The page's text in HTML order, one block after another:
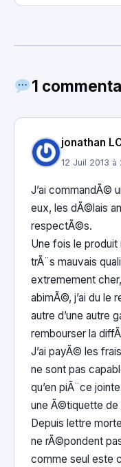
1
jonathan
12 Juil 2013 à
J’ai commandÃ©
eux, les dÃ©lais
respectÃ©s.
Une fois le produit
trÃ¨s mauvais
extremement
abimÃ©, j’ai du le
autre d’une autre
rembourser la
J’ai payÃ© les
ne sont pas
qu’en piÃ¨ce
une Ã©tiquette de
Depuis lettre
ne rÃ©pondent
comme seul este